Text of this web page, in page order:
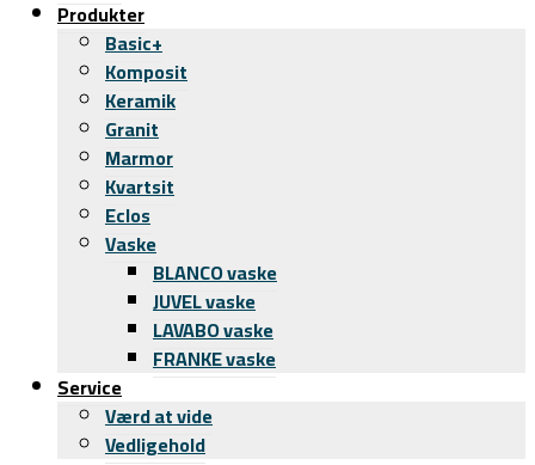
Produkter
Basic+
Komposit
Keramik
Granit
Marmor
Kvartsit
Eclos
Vaske
BLANCO vaske
JUVEL vaske
LAVABO vaske
FRANKE vaske
Service
Værd at vide
Vedligehold